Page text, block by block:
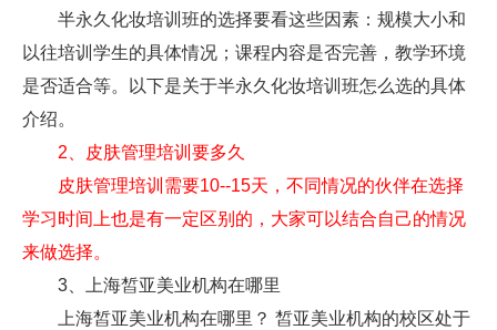
半永久化妆培训班的选择要看这些因素：规模大小和
以往培训学生的具体情况；课程内容是否完善，教学环境
是否适合等。以下是关于半永久化妆培训班怎么选的具体
介绍。
2、皮肤管理培训要多久
皮肤管理培训需要10--15天，不同情况的伙伴在选择
学习时间上也是有一定区别的，大家可以结合自己的情况
来做选择。
3、上海皙亚美业机构在哪里
上海皙亚美业机构在哪里？ 皙亚美业机构的校区处于